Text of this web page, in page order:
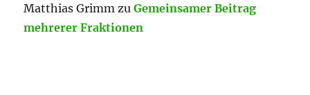
Matthias Grimm zuGemeinsamer Beitrag
mehrerer Fraktionen